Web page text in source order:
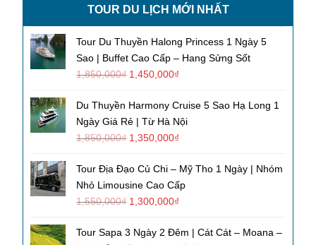
TOUR DU LỊCH MỚI NHẤT
Tour Du Thuyền Halong Princess 1 Ngày 5
Sao | Buffet Cao Cấp – Hang Sửng Sốt
1,850,000₫ 1,450,000₫
Du Thuyền Harmony Cruise 5 Sao Hạ Long 1
Ngày Giá Rẻ | Từ Hà Nội
1,850,000₫ 1,350,000₫
Tour Địa Đạo Củ Chi – Mỹ Tho 1 Ngày | Nhóm
Nhỏ Limousine Cao Cấp
1,550,000₫ 1,300,000₫
Tour Sapa 3 Ngày 2 Đêm | Cát Cát – Moana –